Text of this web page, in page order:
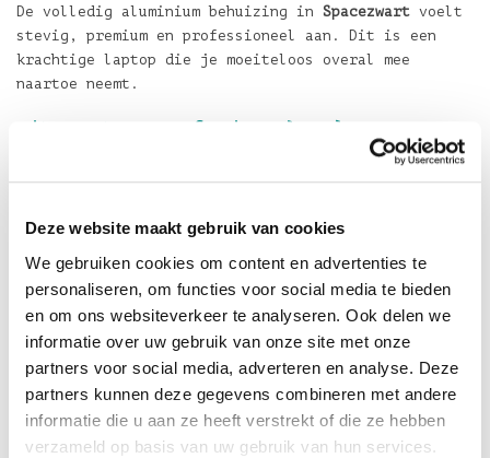
Deze website maakt gebruik van cookies
We gebruiken cookies om content en advertenties te
personaliseren, om functies voor social media te bieden
en om ons websiteverkeer te analyseren. Ook delen we
informatie over uw gebruik van onze site met onze
partners voor social media, adverteren en analyse. Deze
partners kunnen deze gegevens combineren met andere
informatie die u aan ze heeft verstrekt of die ze hebben
verzameld op basis van uw gebruik van hun services.
De volledig aluminium behuizing in Spacezwart voelt
stevig, premium en professioneel aan. Dit is een
krachtige laptop die je moeiteloos overal mee
naartoe neemt.
Uitgerust voor professioneel werken
beschikt over1TB
SSD‑opslagen16GB centraal geheugen. Dat betekent
ruimte voor dagelijkse projecten, mediabestanden en
professionele apps.
DeApple M5‑chip met 10‑core CPU en 10‑core GPUbiedt
uitstekende prestaties voor videobewerking,
softwareontwikkeling, grafisch werk en andere
veeleisende taken.
Klaar voor de toekomst
Met deM5‑chip is MacBook Pro helemaal klaar voor